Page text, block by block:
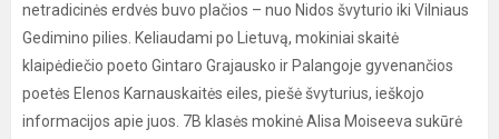
netradicinės erdvės buvo plačios – nuo Nidos švyturio iki Vilniaus
Gedimino pilies. Keliaudami po Lietuvą, mokiniai skaitė
klaipėdiečio poeto Gintaro Grajausko ir Palangoje gyvenančios
poetės Elenos Karnauskaitės eiles, piešė švyturius, ieškojo
informacijos apie juos. 7B klasės mokinė Alisa Moiseeva sukūrė